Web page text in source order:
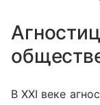
В XXI веке